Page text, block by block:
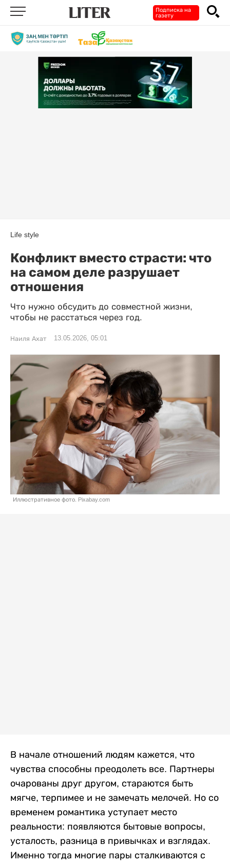
Подписка на
газету
Life style
Конфликт вместо страсти: что
на самом деле разрушает
отношения
Что нужно обсудить до совместной жизни,
чтобы не расстаться через год.
Наиля Ахат 13.05.2026, 05:01
Иллюстративное фото. Pixabay.com
В начале отношений людям кажется, что
чувства способны преодолеть все. Партнеры
очарованы друг другом, стараются быть
мягче, терпимее и не замечать мелочей. Но со
временем романтика уступает место
реальности: появляются бытовые вопросы,
усталость, разница в привычках и взглядах.
Именно тогда многие пары сталкиваются с